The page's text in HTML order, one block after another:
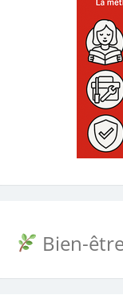
Bien-